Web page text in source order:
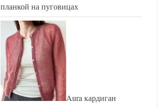
планкой на пуговицах
Aura кардиган